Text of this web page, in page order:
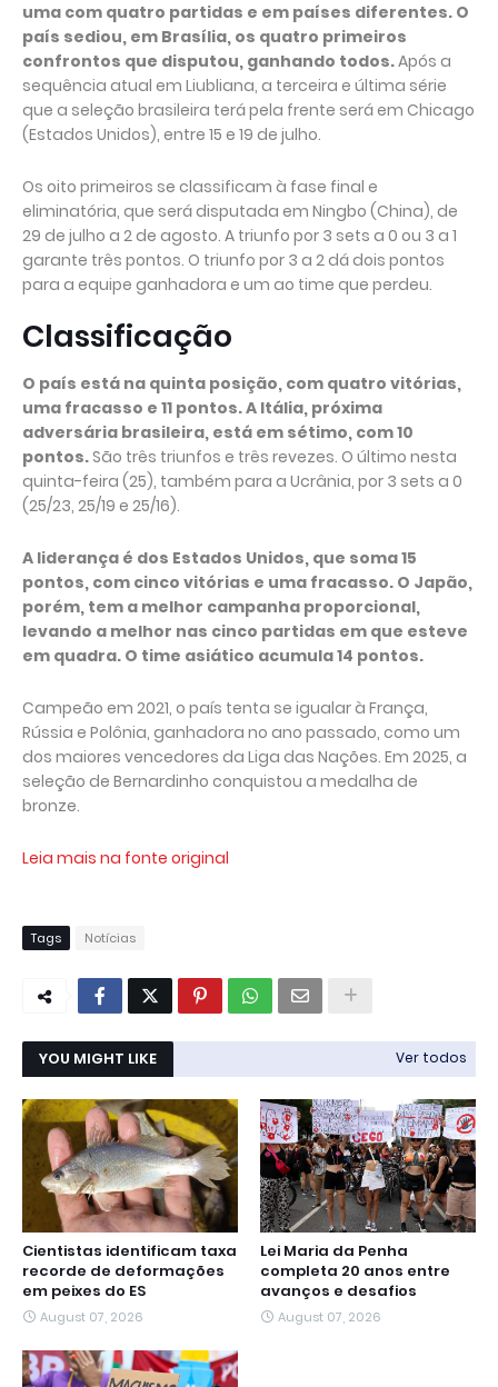
uma com quatro partidas e em países diferentes. O
país sediou, em Brasília, os quatro primeiros
confrontos que disputou, ganhando todos.Após a
sequência atual em Liubliana, a terceira e última série
que a seleção brasileira terá pela frente será em Chicago
(Estados Unidos), entre 15 e 19 de julho.
Os oito primeiros se classificam à fase final e
eliminatória, que será disputada em Ningbo (China), de
29 de julho a 2 de agosto. A triunfo por 3 sets a 0 ou 3 a 1
garante três pontos. O triunfo por 3 a 2 dá dois pontos
para a equipe ganhadora e um ao time que perdeu.
Classificação
O país está na quinta posição, com quatro vitórias,
uma fracasso e 11 pontos. A Itália, próxima
adversária brasileira, está em sétimo, com 10
pontos.São três triunfos e três revezes. O último nesta
quinta-feira (25), também para a Ucrânia, por 3 sets a 0
(25/23, 25/19 e 25/16).
A liderança é dos Estados Unidos, que soma 15
pontos, com cinco vitórias e uma fracasso. O Japão,
porém, tem a melhor campanha proporcional,
levando a melhor nas cinco partidas em que esteve
em quadra. O time asiático acumula 14 pontos.
Campeão em 2021, o país tenta se igualar à França,
Rússia e Polônia, ganhadora no ano passado, como um
dos maiores vencedores da Liga das Nações. Em 2025, a
seleção de Bernardinho conquistou a medalha de
bronze.
Leia mais na fonte original
Tags Notícias
YOU MIGHT LIKE Ver todos
Cientistas identificam taxa
recorde de deformações
em peixes do ES
August 07, 2026
Lei Maria da Penha
completa 20 anos entre
avanços e desafios
August 07, 2026